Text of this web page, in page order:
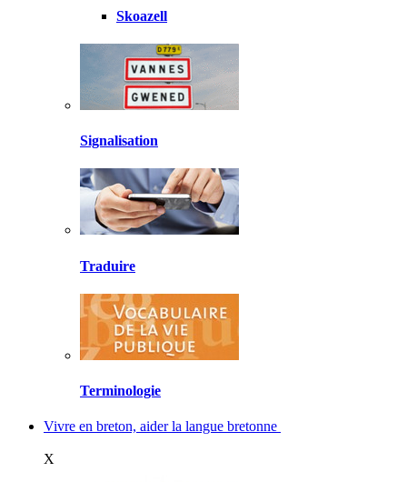
Skoazell
Signalisation
Traduire
Terminologie
Vivre en breton, aider la langue bretonne
X